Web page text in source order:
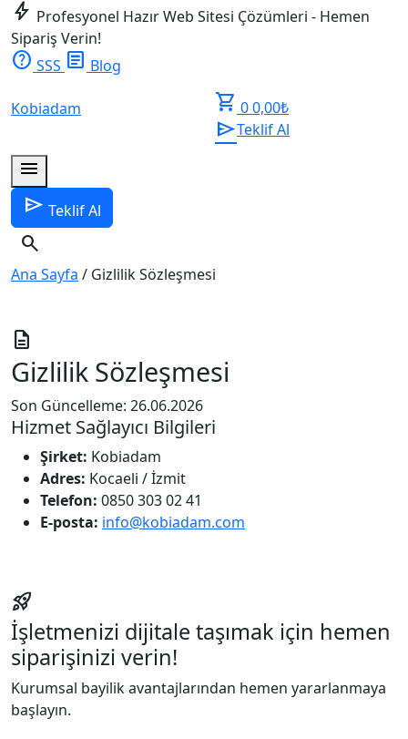
bolt Profesyonel Hazır Web Sitesi Çözümleri - Hemen
Sipariş Verin!
help SSS article Blog
Kobiadam shopping_cart 00,00₺
sendTeklif Al
menu
send Teklif Al
search
Ana Sayfa / Gizlilik Sözleşmesi
description
Gizlilik Sözleşmesi
Son Güncelleme: 26.06.2026
Hizmet Sağlayıcı Bilgileri
Şirket: Kobiadam
Adres: Kocaeli / İzmit
Telefon: 0850 303 02 41
E-posta: info@kobiadam.com
rocket_launch
İşletmenizi dijitale taşımak için hemen
siparişinizi verin!
Kurumsal bayilik avantajlarından hemen yararlanmaya
başlayın.